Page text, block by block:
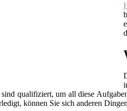
sind qualifiziert, um all diese
können Sie sich anderen